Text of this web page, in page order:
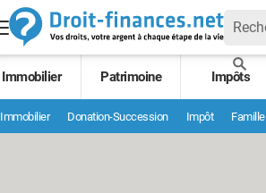
Immobilier Patrimoine Impôts
Immobilier Donation-Succession Impôt Famille